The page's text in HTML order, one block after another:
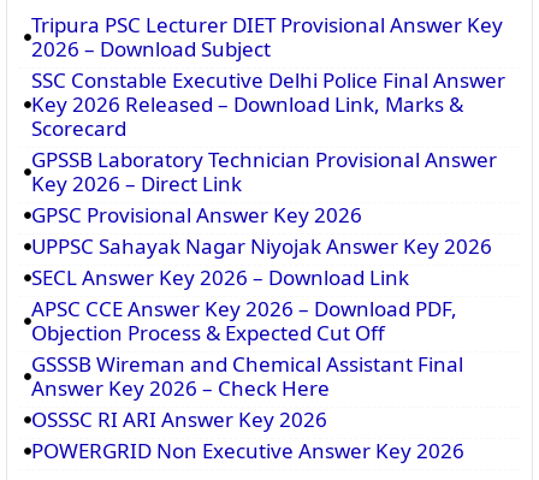
Tripura PSC Lecturer DIET Provisional Answer Key
2026 – Download Subject
SSC Constable Executive Delhi Police Final Answer
Key 2026 Released – Download Link, Marks &
Scorecard
GPSSB Laboratory Technician Provisional Answer
Key 2026 – Direct Link
GPSC Provisional Answer Key 2026
UPPSC Sahayak Nagar Niyojak Answer Key 2026
SECL Answer Key 2026 – Download Link
APSC CCE Answer Key 2026 – Download PDF,
Objection Process & Expected Cut Off
GSSSB Wireman and Chemical Assistant Final
Answer Key 2026 – Check Here
OSSSC RI ARI Answer Key 2026
POWERGRID Non Executive Answer Key 2026